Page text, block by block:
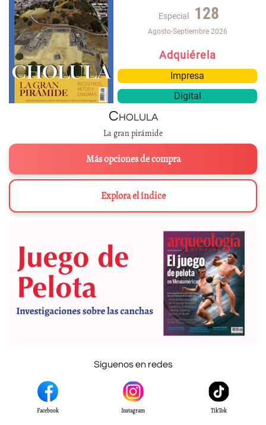
Especial 128
Agosto-Septiembre 2026
Adquiérela
Impresa
Digital
Cholula
La gran pirámide
Más opciones de compra
Explora el índice
Síguenos en redes
Facebook Instagram TikTok